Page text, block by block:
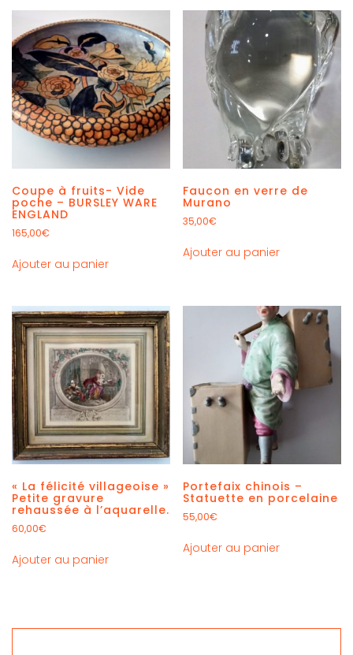
Coupe à fruits- Vide
poche – BURSLEY WARE
ENGLAND
165,00€
Ajouter au panier
Faucon en verre de
Murano
35,00€
Ajouter au panier
« La félicité villageoise »
Petite gravure
rehaussée à l’aquarelle.
60,00€
Ajouter au panier
Portefaix chinois –
Statuette en porcelaine
55,00€
Ajouter au panier